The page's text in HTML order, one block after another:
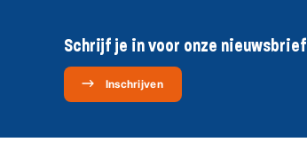
Schrijf je in voor onze nieuwsbrief
Inschrijven